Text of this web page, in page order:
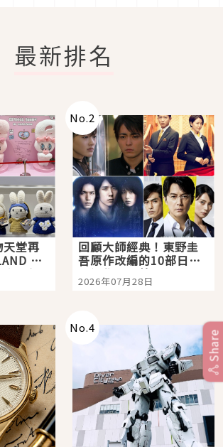
最新排名
堂再
原
，新
店3分
No.2
回顧大師經典！東野圭
吾原作改編的10部日本
影視作品推薦
2026年07月28日
No.4
Share